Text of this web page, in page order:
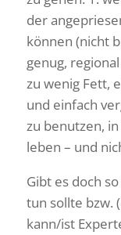
der
können (nicht
genug,
zu wenig Fett,
und einfach
zu benutzen,
leben – und
Gibt es doch
tun sollte bzw.
kann/ist